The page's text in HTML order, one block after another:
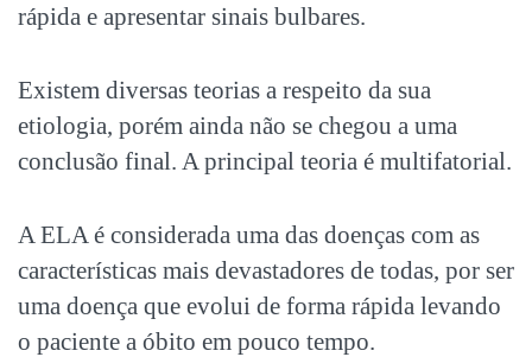
rápida e apresentar sinais bulbares.
Existem diversas teorias a respeito da sua
etiologia, porém ainda não se chegou a uma
conclusão final. A principal teoria é multifatorial.
A ELA é considerada uma das doenças com as
características mais devastadores de todas, por ser
uma doença que evolui de forma rápida levando
o paciente a óbito em pouco tempo.